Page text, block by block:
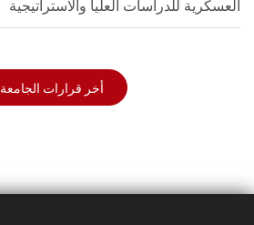
العسكرية للدراسات العليا والاستراتيجية
أخر قرارات الجامعة